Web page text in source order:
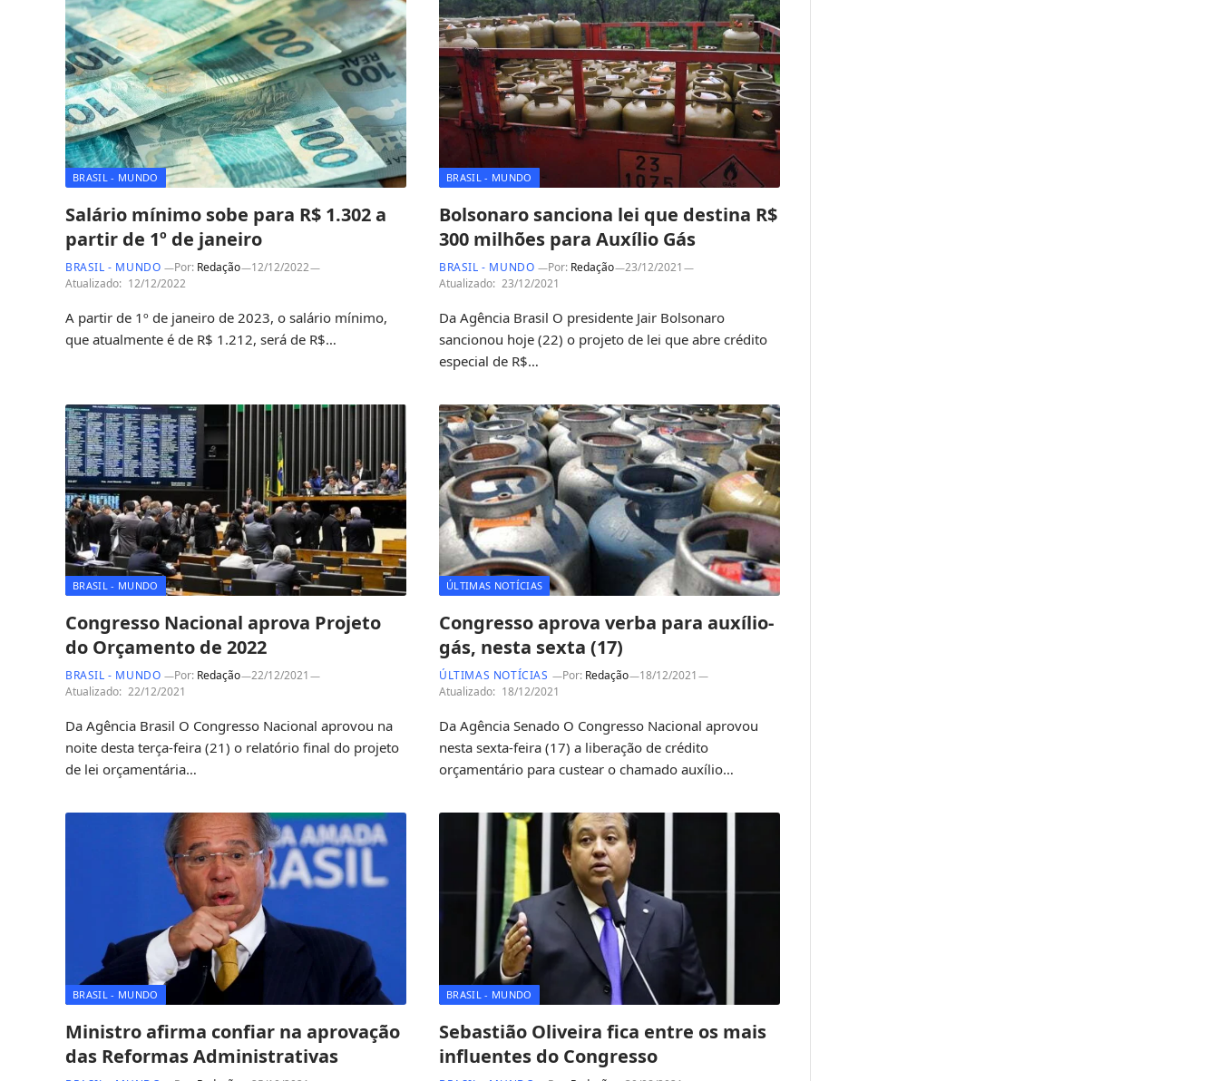
BRASIL - MUNDO
Salário mínimo sobe para R$ 1.302 a
partir de 1º de janeiro
BRASIL - MUNDO Por: Redação
12/12/2022
Atualizado: 12/12/2022
A partir de 1º de janeiro de 2023, o salário mínimo,
que atualmente é de R$ 1.212, será de R$…
BRASIL - MUNDO
Bolsonaro sanciona lei que destina R$
300 milhões para Auxílio Gás
BRASIL - MUNDO Por: Redação
23/12/2021
Atualizado: 23/12/2021
Da Agência Brasil O presidente Jair Bolsonaro
sancionou hoje (22) o projeto de lei que abre crédito
especial de R$…
BRASIL - MUNDO
Congresso Nacional aprova Projeto
do Orçamento de 2022
BRASIL - MUNDO Por: Redação
22/12/2021
Atualizado: 22/12/2021
Da Agência Brasil O Congresso Nacional aprovou na
noite desta terça-feira (21) o relatório final do projeto
de lei orçamentária…
ÚLTIMAS NOTÍCIAS
Congresso aprova verba para auxílio-
gás, nesta sexta (17)
ÚLTIMAS NOTÍCIAS Por: Redação
18/12/2021
Atualizado: 18/12/2021
Da Agência Senado O Congresso Nacional aprovou
nesta sexta-feira (17) a liberação de crédito
orçamentário para custear o chamado auxílio…
BRASIL - MUNDO
Ministro afirma confiar na aprovação
das Reformas Administrativas
BRASIL - MUNDO
Sebastião Oliveira fica entre os mais
influentes do Congresso